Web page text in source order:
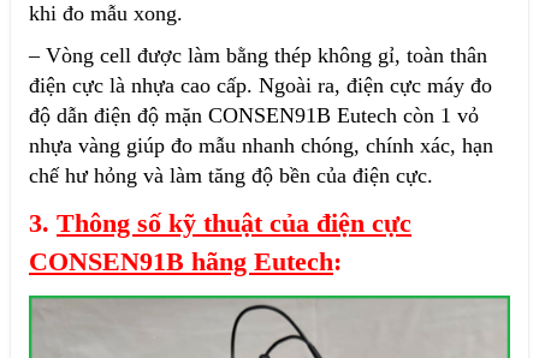
khi đo mẫu xong.
– Vòng cell được làm bằng thép không gỉ, toàn thân
điện cực là nhựa cao cấp. Ngoài ra, điện cực máy đo
độ dẫn điện độ mặn CONSEN91B Eutech còn 1 vỏ
nhựa vàng giúp đo mẫu nhanh chóng, chính xác, hạn
chế hư hỏng và làm tăng độ bền của điện cực.
3. Thông số kỹ thuật của điện cực
CONSEN91B hãng Eutech: